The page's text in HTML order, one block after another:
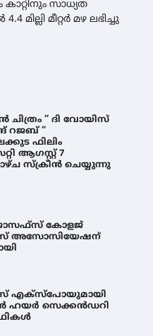
സാധ്യത
മില്ലി മീറ്റർ മഴ ലഭിച്ചു
ചിത്രം ” ദി വോയിസ്
റജബ് ”
ഫിലിം
ആഗസ്റ്റ് 7
സ്‌ക്രീൻ ചെയ്യുന്നു
കോളജ്
അസോസിയേഷന്
എക്സ്പോയുമായി
സെക്കൻഡറി